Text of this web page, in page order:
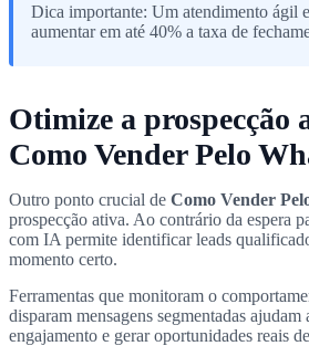
Dica importante: Um atendimento ágil
aumentar em até 40% a taxa de
Otimize a prospecção
Como Vender Pelo
Outro ponto crucial de Como Vender
prospecção ativa. Ao contrário da espera
com IA permite identificar leads
momento certo.
Ferramentas que monitoram o
disparam mensagens segmentadas ajudam
engajamento e gerar oportunidades reais